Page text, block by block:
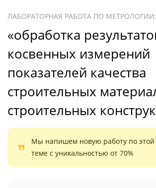
ЛАБОРАТОРНАЯ РАБОТА ПО МЕТРОЛОГИИ:
«обработка
косвенных измерений
показателей качества
строительных
строительных
Мы напишем новую работу по этой
теме с уникальностью от 70%